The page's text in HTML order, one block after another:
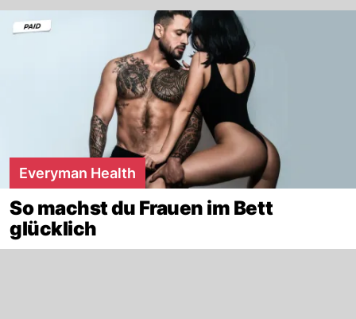
Everyman Health
So machst du Frauen im Bett
glücklich